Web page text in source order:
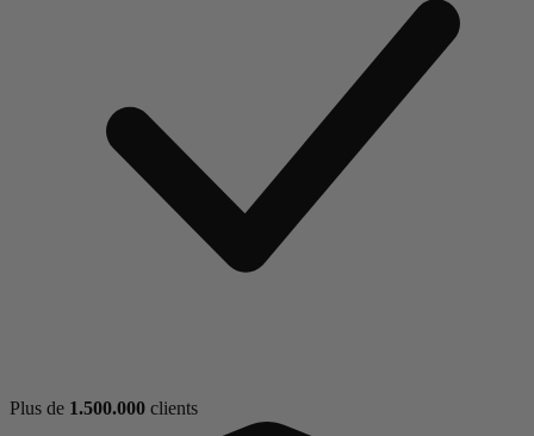
Plus de 1.500.000 clients